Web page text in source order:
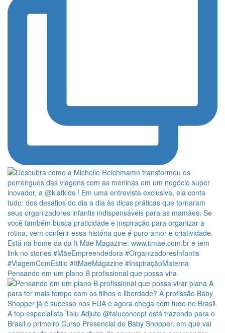
Pensando em um plano B profissional que possa vira